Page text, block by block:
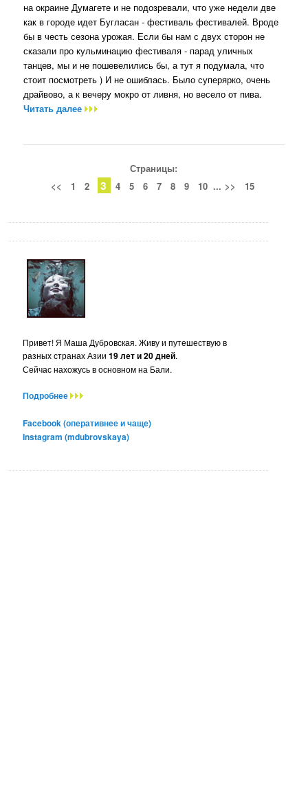
на окраине Думагете и не подозревали, что уже недели две
как в городе идет Бугласан - фестиваль фестивалей. Вроде
бы в честь сезона урожая. Если бы нам с двух сторон не
сказали про кульминацию фестиваля - парад уличных
танцев, мы и не пошевелились бы, а тут я подумала, что
стоит посмотреть ) И не ошиблась. Было суперярко, очень
драйвово, а к вечеру мокро от ливня, но весело от пива.
Читать далее
Страницы:
<<
1 2 3 4 5 6 7 8 9 10 ... >> 15
Привет! Я Маша Дубровская. Живу и путешествую в
разных странах Азии19 лет и 20 дней.
Сейчас нахожусь в основном на Бали.
Подробнее
Facebook (оперативнее и чаще)
Instagram (mdubrovskaya)